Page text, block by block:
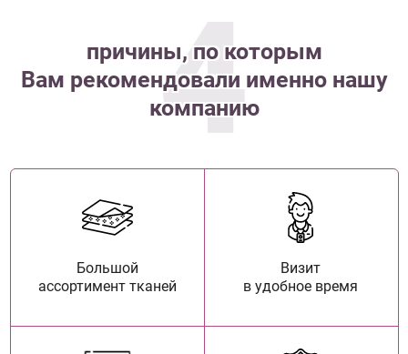
4
причины, по которым
Вам рекомендовали именно нашу
компанию
Большой
ассортимент тканей
Визит
в удобное время